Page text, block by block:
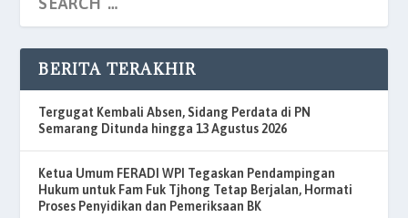
BERITA TERAKHIR
Tergugat Kembali Absen, Sidang Perdata di PN
Semarang Ditunda hingga 13 Agustus 2026
Ketua Umum FERADI WPI Tegaskan Pendampingan
Hukum untuk Fam Fuk Tjhong Tetap Berjalan, Hormati
Proses Penyidikan dan Pemeriksaan BK